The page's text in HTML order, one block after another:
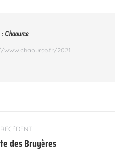
: Chaource
www.chaource.fr/2021
Article
des Bruyères